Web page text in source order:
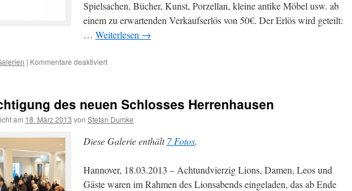
Spielsachen, Bücher, Kunst, Porzellan, kleine antike Möbel usw. ab
einem zu erwartenden Verkaufserlös von 50€. Der Erlös wird geteilt:
… Weiterlesen →
| Kommentare deaktiviertfür
November
2013
des neuen Schlosses Herrenhausen
am 18. März 2013 von Stefan Dumke
Diese Galerie enthält7 Fotos.
Hannover, 18.03.2013 – Achtundvierzig Lions, Damen, Leos und
Gäste waren im Rahmen des Lionsabends eingeladen, das ab Ende